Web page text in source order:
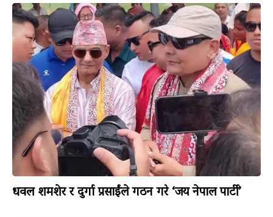
धवल शमशेर र दुर्गा प्रसाईंले गठन गरे ‘जय नेपाल पार्टी’